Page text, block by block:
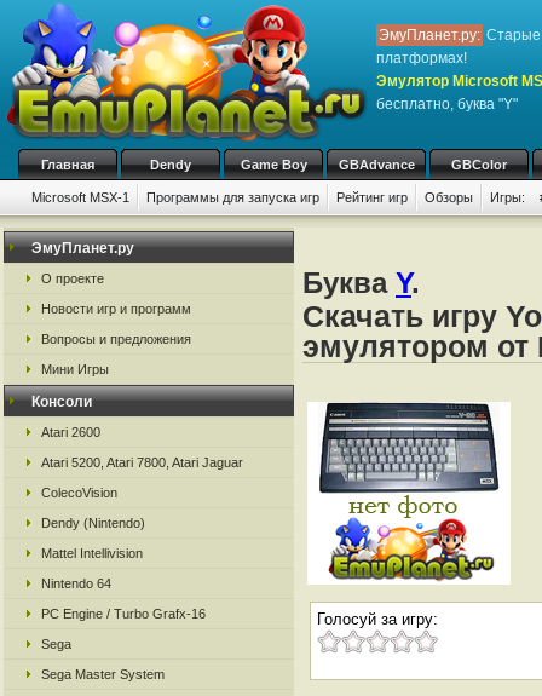
ЭмуПланет.ру: Старые
платформах!
Эмулятор Microsoft
бесплатно, буква "Y"
Главная Dendy Game Boy GBAdvance GBColor
Microsoft MSX-1 Программы для запуска игр Рейтинг игр Обзоры Игры:
ЭмуПланет.ру
О проекте
Новости игр и программ
Вопросы и предложения
Мини Игры
Консоли
Atari 2600
Atari 5200, Atari 7800, Atari Jaguar
ColecoVision
Dendy (Nintendo)
Mattel Intellivision
Nintendo 64
PC Engine / Turbo Grafx-16
Sega
Sega Master System
Буква Y.
Скачать игру
эмулятором от
Голосуй за игру: